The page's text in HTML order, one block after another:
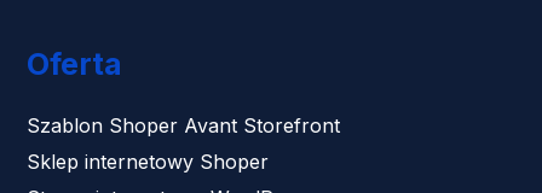
Oferta
Szablon Shoper Avant Storefront
Sklep internetowy Shoper